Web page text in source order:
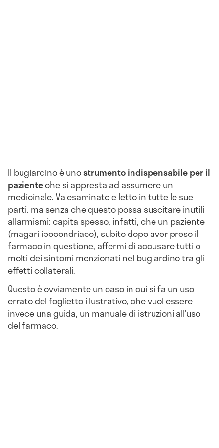
Il bugiardino è unostrumento indispensabile per il
pazienteche si appresta ad assumere un
medicinale. Va esaminato e letto in tutte le sue
parti, ma senza che questo possa suscitare inutili
allarmismi: capita spesso, infatti, che un paziente
(magari ipocondriaco), subito dopo aver preso il
farmaco in questione, affermi di accusare tutti o
molti dei sintomi menzionati nel bugiardino tra gli
effetti collaterali.
Questo è ovviamente un caso in cui si fa un uso
errato del foglietto illustrativo, che vuol essere
invece una guida, un manuale di istruzioni all’uso
del farmaco.